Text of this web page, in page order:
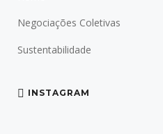
Negociações Coletivas
Sustentabilidade
INSTAGRAM